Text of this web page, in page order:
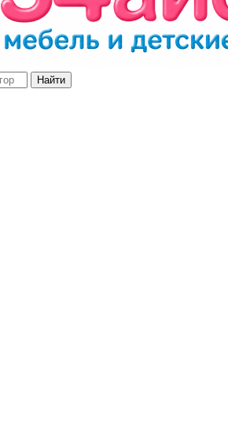
Найти